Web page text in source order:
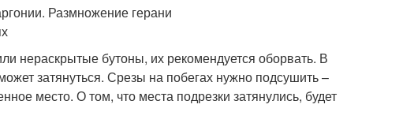
нераскрытые бутоны, их рекомендуется оборвать. В
затянуться. Срезы на побегах нужно подсушить –
место. О том, что места подрезки затянулись, будет